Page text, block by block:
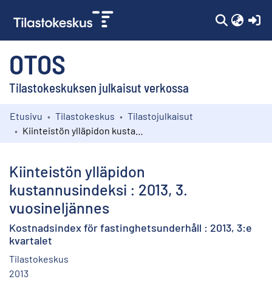
OTOS
Tilastokeskuksen julkaisut verkossa
Kokoelmat
Etusivu Tilastokeskus
Tilastojulkaisut
Kiinteistön ylläpidon
kustannusindeksi : 2013, 3.
vuosineljännes
Kostnadsindex för fastinghetsunderhåll : 2013, 3:e
kvartalet
Tilastokeskus
2013